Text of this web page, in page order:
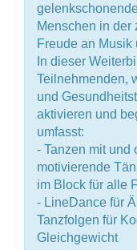
Menschen in der
Freude an
In dieser
Teilnehmenden,
und
aktivieren und
umfasst:
- Tanzen mit und
motivierende
im Block für alle
- LineDance für
Tanzfolgen für
Gleichgewicht